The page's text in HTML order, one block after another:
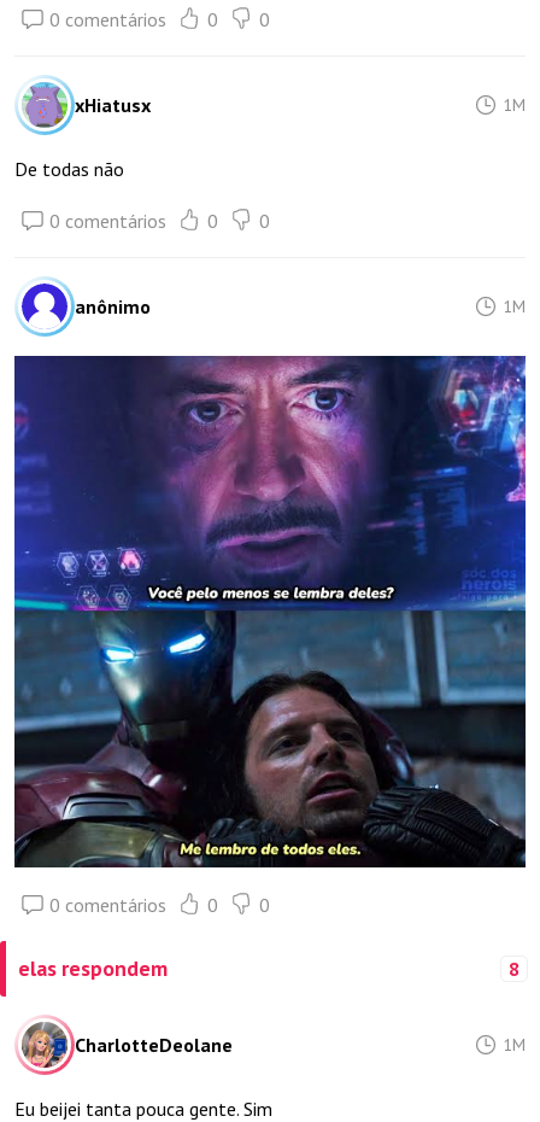
0 comentários 0 0
xHiatusx 1M
De todas não
0 comentários 0 0
anônimo 1M
0 comentários 0 0
elas respondem 8
CharlotteDeolane 1M
Eu beijei tanta pouca gente. Sim